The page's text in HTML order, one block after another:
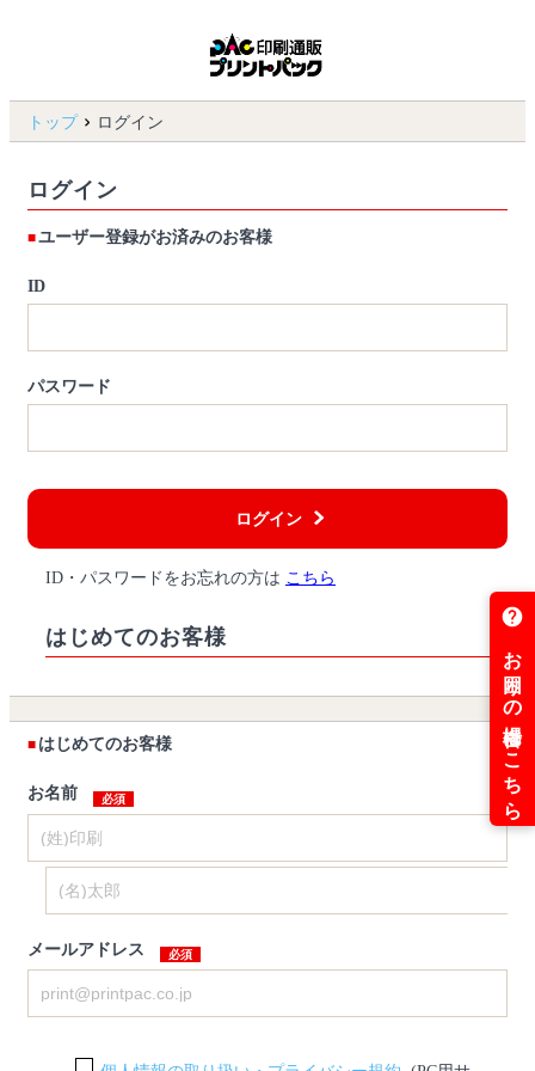
トップ ログイン
ログイン
ユーザー登録がお済みのお客様
ID
パスワード
ログイン
ID・パスワードをお忘れの方は こちら
はじめてのお客様
はじめてのお客様
お名前
メールアドレス